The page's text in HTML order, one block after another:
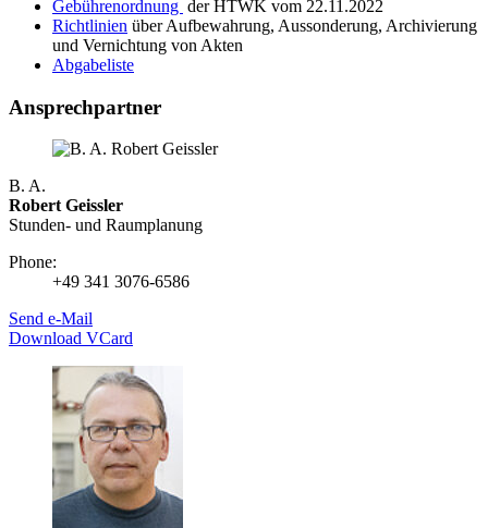
Gebührenordnung der HTWK vom 22.11.2022
Richtlinien über Aufbewahrung, Aussonderung, Archivierung
und Vernichtung von Akten
Abgabeliste
Ansprechpartner
B. A.
Robert Geissler
Stunden- und Raumplanung
Phone:
+49 341 3076-6586
Send e-Mail
Download VCard